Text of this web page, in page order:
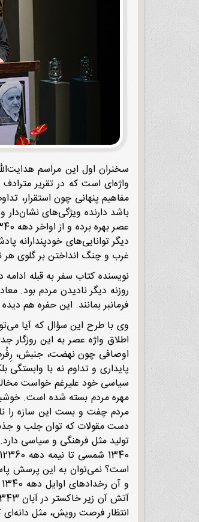
سخنران اول این مراسم
واژه‌ای است که در تقریر
مفاهیم پنهانی چون استقرار،
باشد دارنده ویژگی‌های نشان‌دار
دیگر توانایی‌های خودپندارانه
غرب و چنگ انداختن بر گلوی
نویسنده کتاب سفر به قبله
روزنه دیگر نادیدن مردم بود.
فرمانبر بمانند. این حفره هم
وی با طرح این سؤال که آیا
اطلاق واژه عصر به این روزگار
اوصافی چون نهضت، جنبش، رِفُرم
پایداری و تداوم نه با وابستگی
سیاسی خود علیرغم خواست
مهره مردم بسته شده است.
مردم چفت و بست این سازه را
دست مقولات که توان جلب و
تولید مثل فرهنگی و سیاسی
است؟ نمی‌توان به این پرسش
انتظار فرصت رویش، مثل دانه‌ای که زیر خاک مستعد پنهان باشد ماند تا